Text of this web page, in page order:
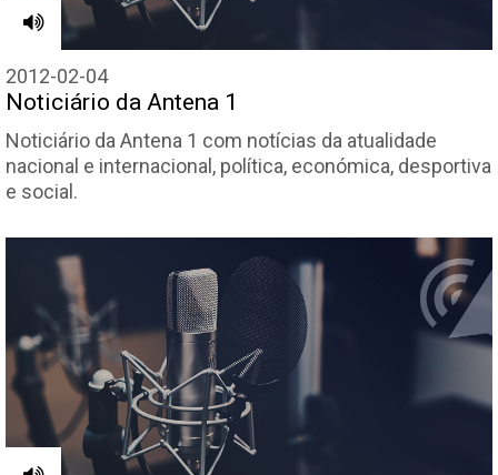
2012-02-04
Noticiário da Antena 1
Noticiário da Antena 1 com notícias da atualidade
nacional e internacional, política, económica, desportiva
e social.